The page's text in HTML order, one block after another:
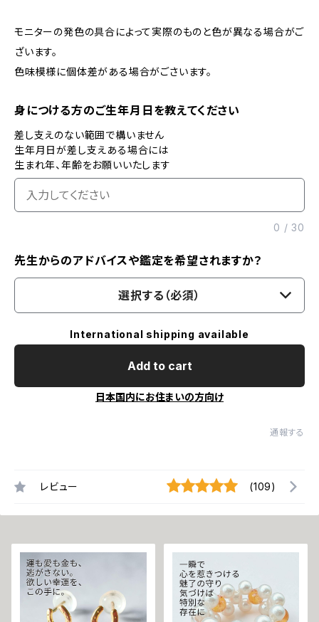
モニターの発色の具合によって実際のものと色が異なる場合がご
ざいます。
色味模様に個体差がある場合がごさいます。
身につける方のご生年月日を教えてください
差し支えのない範囲で構いません
生年月日が差し支えある場合には
生まれ年、年齢をお願いいたします
0 /30
先生からのアドバイスや鑑定を希望されますか？
選択する（必須）
International shipping available
Add to cart
日本国内にお住まいの方向け
通報する
レビュー (109)